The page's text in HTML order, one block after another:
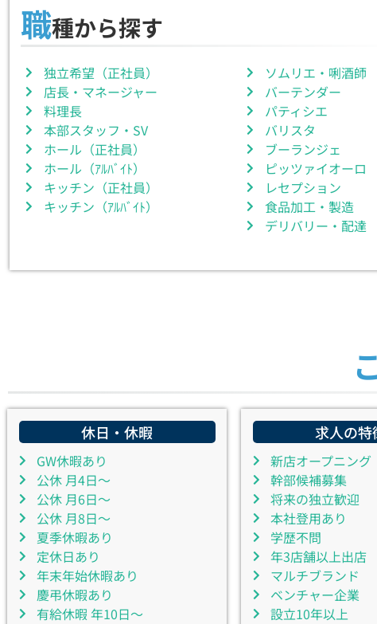
職種から探す
独立希望（正社員）
店長・マネージャー
料理長
本部スタッフ・SV
ホール（正社員）
ホール（ｱﾙﾊﾞｲﾄ）
キッチン（正社員）
キッチン（ｱﾙﾊﾞｲﾄ）
ソムリエ・唎酒師
バーテンダー
パティシエ
バリスタ
ブーランジェ
ピッツァイオーロ
レセプション
食品加工・製造
デリバリー・配達
休日・休暇
GW休暇あり
公休 月4日～
公休 月6日～
公休 月8日～
夏季休暇あり
定休日あり
年末年始休暇あり
慶弔休暇あり
有給休暇 年10日～
求人の特
新店オープニング
幹部候補募集
将来の独立歓迎
本社登用あり
学歴不問
年3店舗以上出店
マルチブランド
ベンチャー企業
設立10年以上